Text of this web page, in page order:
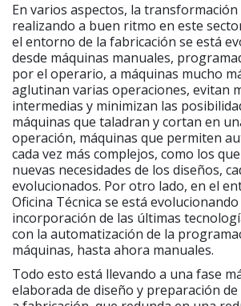
En varios aspectos, la transformación
realizando a buen ritmo en este
el entorno de la fabricación se está
desde máquinas manuales,
por el operario, a máquinas mucho
aglutinan varias operaciones, evitan
intermedias y minimizan las
máquinas que taladran y cortan en
operación, máquinas que permiten
cada vez más complejos, como los
nuevas necesidades de los diseños,
evolucionados. Por otro lado, en el
Oficina Técnica se está
incorporación de las últimas
con la automatización de la
máquinas, hasta ahora manuales.
Todo esto está llevando a una fase
elaborada de diseño y preparación